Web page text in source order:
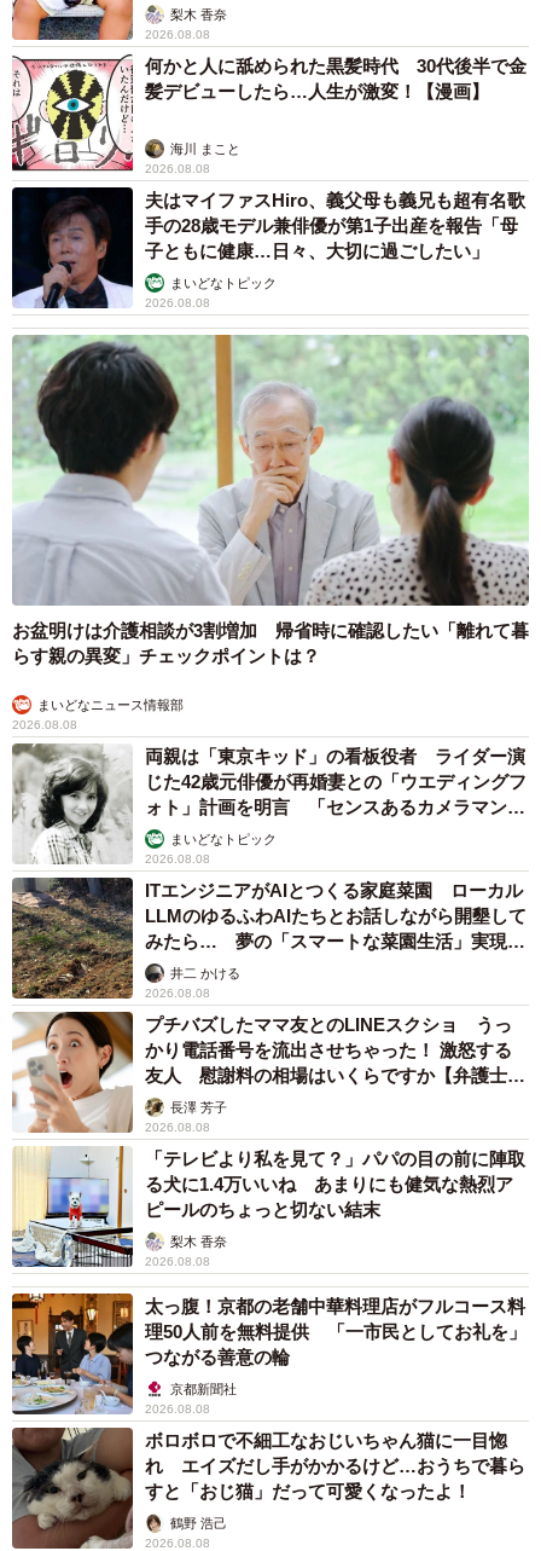
「尊…」
梨木 香奈
2026.08.08
何かと人に舐められた黒髪時代 30代後半で金
髪デビューしたら…人生が激変！【漫画】
海川 まこと
2026.08.08
夫はマイファスHiro、義父母も義兄も超有名歌
手の28歳モデル兼俳優が第1子出産を報告「母
子ともに健康…日々、大切に過ごしたい」
まいどなトピック
2026.08.08
お盆明けは介護相談が3割増加 帰省時に確認したい「離れて暮
らす親の異変」チェックポイントは？
まいどなニュース情報部
2026.08.08
両親は「東京キッド」の看板役者 ライダー演
じた42歳元俳優が再婚妻との「ウエディングフ
ォト」計画を明言 「センスあるカメラマン求
む」まいどなトピック
2026.08.08
ITエンジニアがAIとつくる家庭菜園 ローカル
LLMのゆるふわAIたちとお話しながら開墾して
みたら… 夢の「スマートな菜園生活」実現な
るか井二 かける
2026.08.08
プチバズしたママ友とのLINEスクショ うっ
かり電話番号を流出させちゃった！ 激怒する
友人 慰謝料の相場はいくらですか【弁護士が
解説】長澤 芳子
2026.08.08
「テレビより私を見て？」パパの目の前に陣取
る犬に1.4万いいね あまりにも健気な熱烈ア
ピールのちょっと切ない結末
梨木 香奈
2026.08.08
太っ腹！京都の老舗中華料理店がフルコース料
理50人前を無料提供 「一市民としてお礼を」
つながる善意の輪
京都新聞社
2026.08.08
ボロボロで不細工なおじいちゃん猫に一目惚
れ エイズだし手がかかるけど…おうちで暮ら
すと「おじ猫」だって可愛くなったよ！
鶴野 浩己
2026.08.08